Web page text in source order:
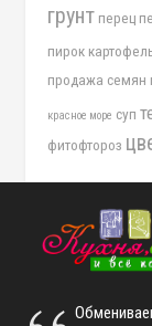
грунт перец
пирок
продажа семян
красное море суп
фитофтороз